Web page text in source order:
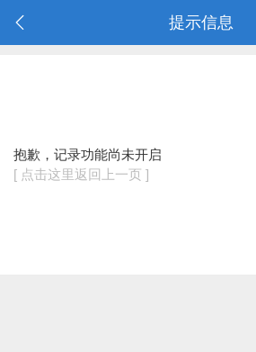
提示信息
抱歉，记录功能尚未开启
[ 点击这里返回上一页 ]